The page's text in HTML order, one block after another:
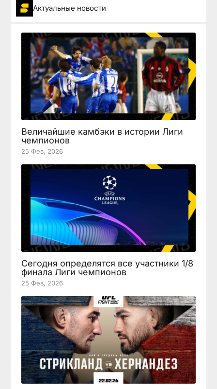
Актуальные новости
Величайшие камбэки в истории Лиги
чемпионов
25 Фев, 2026
Сегодня определятся все участники 1/8
финала Лиги чемпионов
25 Фев, 2026